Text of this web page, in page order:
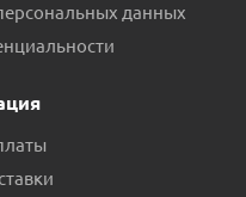
(2)
данных